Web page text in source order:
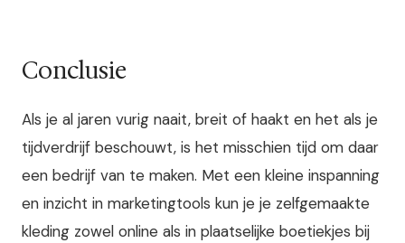
Conclusie
Als je al jaren vurig naait, breit of haakt en het als je
tijdverdrijf beschouwt, is het misschien tijd om daar
een bedrijf van te maken. Met een kleine inspanning
en inzicht in marketingtools kun je je zelfgemaakte
kleding zowel online als in plaatselijke boetiekjes bij